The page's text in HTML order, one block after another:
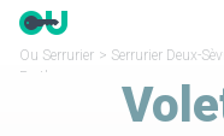
Ou Serrurier > Serrurier Deux-
Parthenay